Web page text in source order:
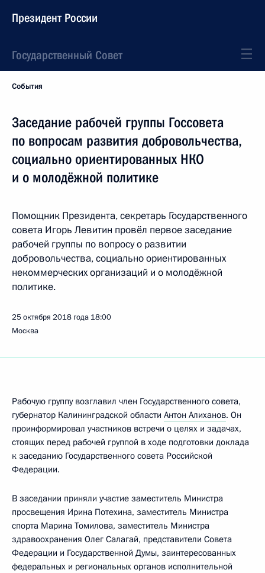
Президент России
Государственный Совет
События
Заседание рабочей группы Госсовета
по вопросам развития добровольчества,
социально ориентированных НКО
и о молодёжной политике
Помощник Президента, секретарь Государственного
совета Игорь Левитин провёл первое заседание
рабочей группы по вопросу о развитии
добровольчества, социально ориентированных
некоммерческих организаций и о молодёжной
политике.
25 октября 2018 года 18:00
Москва
Рабочую группу возглавил член Государственного совета,
губернатор Калининградской области Антон Алиханов. Он
проинформировал участников встречи о целях и задачах,
стоящих перед рабочей группой в ходе подготовки доклада
к заседанию Государственного совета Российской
Федерации.
В заседании приняли участие заместитель Министра
просвещения Ирина Потехина, заместитель Министра
спорта Марина Томилова, заместитель Министра
здравоохранения Олег Салагай, представители Совета
Федерации и Государственной Думы, заинтересованных
федеральных и региональных органов исполнительной